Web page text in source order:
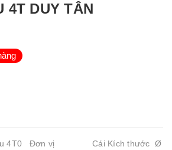
4T DUY TÂN
màu 4T0 Đơn vị Cái Kích thước Ø